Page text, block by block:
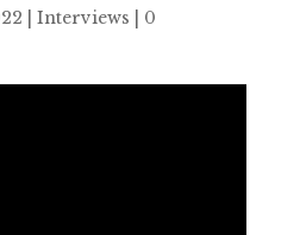
Interviews
0